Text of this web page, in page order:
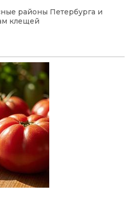
районы Петербурга и
клещей